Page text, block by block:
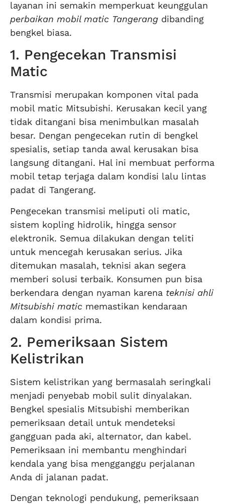
layanan ini semakin memperkuat keunggulan
perbaikan mobil matic Tangerang dibanding
bengkel biasa.
1. Pengecekan Transmisi
Matic
Transmisi merupakan komponen vital pada
mobil matic Mitsubishi. Kerusakan kecil yang
tidak ditangani bisa menimbulkan masalah
besar. Dengan pengecekan rutin di bengkel
spesialis, setiap tanda awal kerusakan bisa
langsung ditangani. Hal ini membuat performa
mobil tetap terjaga dalam kondisi lalu lintas
padat di Tangerang.
Pengecekan transmisi meliputi oli matic,
sistem kopling hidrolik, hingga sensor
elektronik. Semua dilakukan dengan teliti
untuk mencegah kerusakan serius. Jika
ditemukan masalah, teknisi akan segera
memberi solusi terbaik. Konsumen pun bisa
berkendara dengan nyaman karena teknisi ahli
Mitsubishi matic memastikan kendaraan
dalam kondisi prima.
2. Pemeriksaan Sistem
Kelistrikan
Sistem kelistrikan yang bermasalah seringkali
menjadi penyebab mobil sulit dinyalakan.
Bengkel spesialis Mitsubishi memberikan
pemeriksaan detail untuk mendeteksi
gangguan pada aki, alternator, dan kabel.
Pemeriksaan ini membantu menghindari
kendala yang bisa mengganggu perjalanan
Anda di jalanan padat.
Dengan teknologi pendukung, pemeriksaan